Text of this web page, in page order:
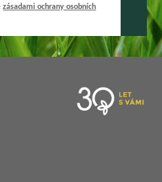
zásadami ochrany osobních